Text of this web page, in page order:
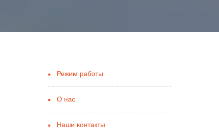
Режим работы
О нас
Наши контакты